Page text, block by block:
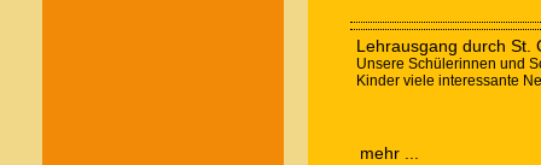
Lehrausgang durch St.
Unsere Schülerinnen und
Kinder viele interessante
mehr ...